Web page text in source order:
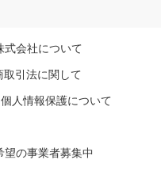
式会社について
取引法に関して
個人情報保護について
望の事業者募集中